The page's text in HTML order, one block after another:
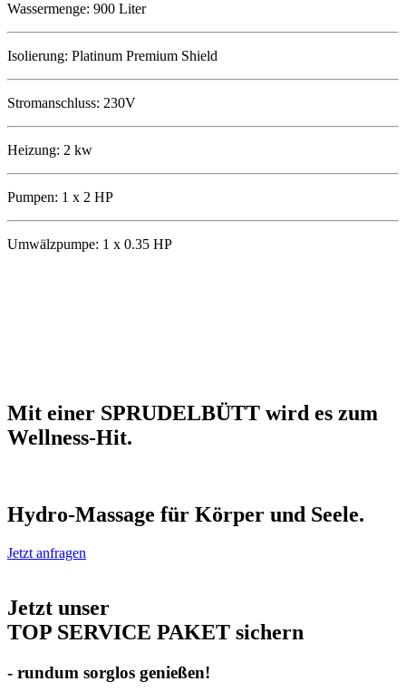
Wassermenge: 900 Liter
Isolierung: Platinum Premium Shield
Stromanschluss: 230V
Heizung: 2 kw
Pumpen: 1 x 2 HP
Umwälzpumpe: 1 x 0.35 HP
Mit einer SPRUDELBÜTT wird es zum
Wellness-Hit.
Hydro-Massage für Körper und Seele.
Jetzt anfragen
Jetzt unser
TOP SERVICE PAKET sichern
- rundum sorglos genießen!